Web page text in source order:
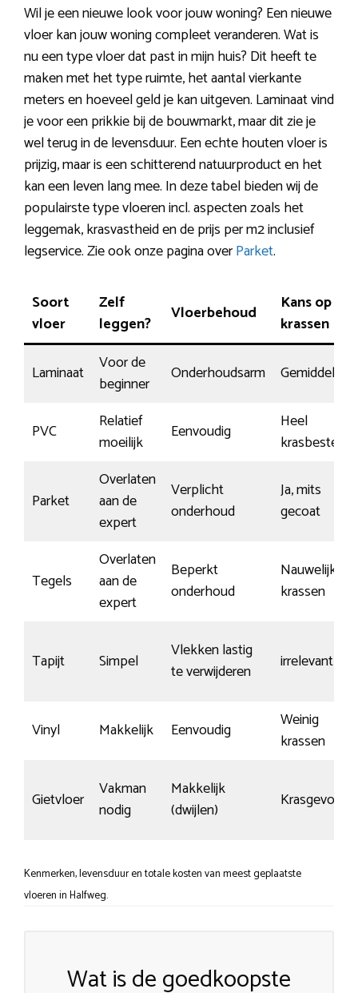
Wil je een nieuwe look voor jouw woning? Een nieuwe
vloer kan jouw woning compleet veranderen. Wat is
nu een type vloer dat past in mijn huis? Dit heeft te
maken met het type ruimte, het aantal vierkante
meters en hoeveel geld je kan uitgeven. Laminaat vind
je voor een prikkie bij de bouwmarkt, maar dit zie je
wel terug in de levensduur. Een echte houten vloer is
prijzig, maar is een schitterend natuurproduct en het
kan een leven lang mee. In deze tabel bieden wij de
populairste type vloeren incl. aspecten zoals het
leggemak, krasvastheid en de prijs per m2 inclusief
legservice. Zie ook onze pagina overParket.
Soort
vloer
Zelf
leggen?
Vloerbehoud
Kans op
krassen
Laminaat
Voor de
beginner
Onderhoudsarm Gemiddeld
PVC
Relatief
moeilijk
Eenvoudig
Heel
Parket
Overlaten
aan de
expert
Verplicht
onderhoud
Ja, mits
gecoat
Tegels
Overlaten
aan de
expert
Beperkt
onderhoud
Nauwelijks
krassen
Tapijt Simpel
Vlekken lastig
te verwijderen
irrelevant
Vinyl Makkelijk Eenvoudig
Weinig
krassen
Gietvloer
Vakman
nodig
Makkelijk
(dwijlen)
Krasgevoelig
Kenmerken, levensduur en totale kosten van meest geplaatste
vloeren in Halfweg.
Wat is de goedkoopste